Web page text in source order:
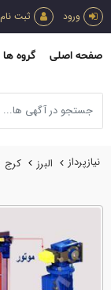
ورود ثبت نام
صفحه اصلی گروه ها
نیازپرداز البرز کرج